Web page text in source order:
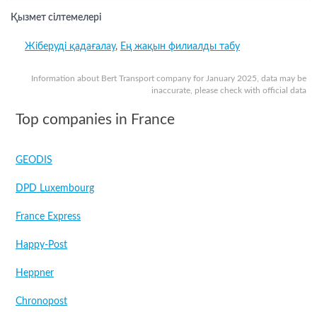
Information about Bert Transport company for January 2025, data may be
inaccurate, please check with official data
Қызмет сілтемелері
Жіберуді қадағалау, Ең жақын филиалды табу
Top companies in France
GEODIS
DPD Luxembourg
France Express
Happy-Post
Heppner
Chronopost